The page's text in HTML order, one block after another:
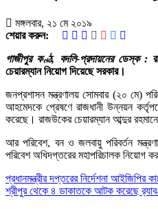
মঙ্গলবার, ২১ মে ২০১৯
শেয়ার করুন:
গাজীপুর কণ্ঠ, বদলি-প্রদায়নের ডেস্ক :
চেয়ারম্যান নিয়োগ দিয়েছে সরকার।
জনপ্রশাসন মন্ত্রণালয় সোমবার (২০ মে)
আহমেদকে প্রেষণে রাজধানী উন্নয়ন
করেছে। রাজউকের চেয়ারম্যান আব্দুর
আর পরিবেশ, বন ও জলবায়ু পরিবর্তন
পরিবেশ অধিদপ্তরের মহাপরিচালক নিয়োগ
Post
navigation
প্রধানমন্ত্রীর দপ্তরের নির্দেশনা আইজিপির
শ্রীপুর থেকে ৪ ডাকাতকে আটক করেছে